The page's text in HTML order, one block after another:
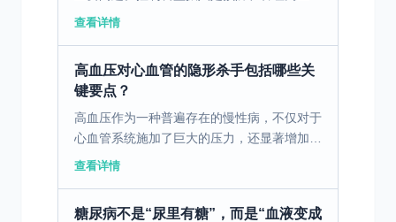
的关键。 一、高盐饮食与高血压的关联 众所
查看详情
高血压对心血管的隐形杀手包括哪些关
键要点？
高血压作为一种普遍存在的慢性病，不仅对于
心血管系统施加了巨大的压力，还显著增加了
心脏病和中风的风险。研究指出，长期高血压
查看详情
糖尿病不是“尿里有糖”，而是“血液变成